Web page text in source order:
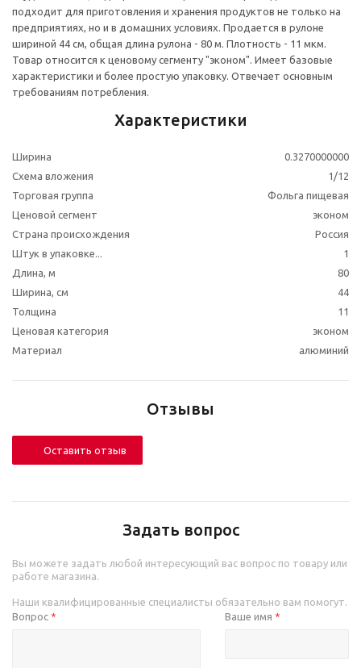
подходит для приготовления и хранения продуктов не только на
предприятиях, но и в домашних условиях. Продается в рулоне
шириной 44 см, общая длина рулона - 80 м. Плотность - 11 мкм.
Товар относится к ценовому сегменту "эконом". Имеет базовые
характеристики и более простую упаковку. Отвечает основным
требованиям потребления.
Характеристики
Ширина
0.3270000000
Схема вложения
1/12
Торговая группа
Фольга пищевая
Ценовой сегмент
эконом
Страна происхождения
Россия
Штук в упаковке...
1
Длина, м
80
Ширина, см
44
Толщина
11
Ценовая категория
эконом
Материал
алюминий
Отзывы
Оставить отзыв
Задать вопрос
Вы можете задать любой интересующий вас вопрос по товару или
работе магазина.
Наши квалифицированные специалисты обязательно вам помогут.
Вопрос * Ваше имя *